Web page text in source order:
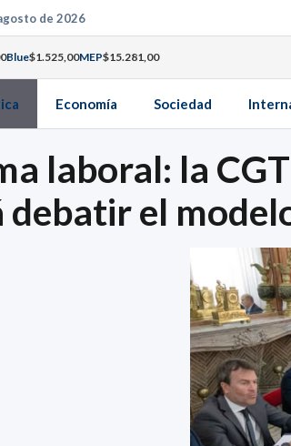
de 2026
Blue$1.525,00MEP$15.281,00
Economía Sociedad
laboral: la
debatir el